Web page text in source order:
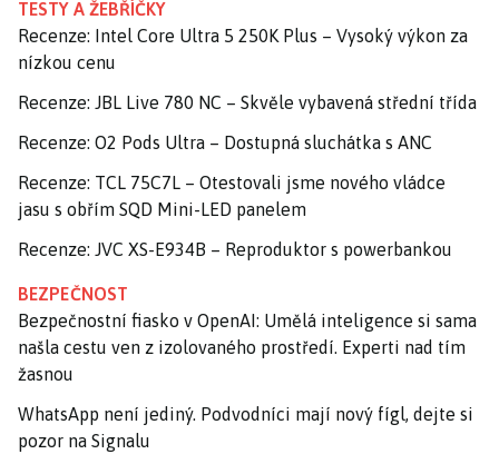
TESTY A ŽEBŘÍČKY
Recenze: Intel Core Ultra 5 250K Plus – Vysoký výkon za
nízkou cenu
Recenze: JBL Live 780 NC – Skvěle vybavená střední třída
Recenze: O2 Pods Ultra – Dostupná sluchátka s ANC
Recenze: TCL 75C7L – Otestovali jsme nového vládce
jasu s obřím SQD Mini-LED panelem
Recenze: JVC XS-E934B – Reproduktor s powerbankou
BEZPEČNOST
Bezpečnostní fiasko v OpenAI: Umělá inteligence si sama
našla cestu ven z izolovaného prostředí. Experti nad tím
žasnou
WhatsApp není jediný. Podvodníci mají nový fígl, dejte si
pozor na Signalu